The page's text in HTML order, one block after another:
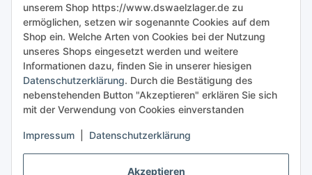
Akzeptieren
unserem Shop https://www.dswaelzlager.de zu
ermöglichen, setzen wir sogenannte Cookies auf dem
Shop ein. Welche Arten von Cookies bei der Nutzung
unseres Shops eingesetzt werden und weitere
Informationen dazu, finden Sie in unserer hiesigen
Datenschutzerklärung. Durch die Bestätigung des
nebenstehenden Button "Akzeptieren" erklären Sie sich
mit der Verwendung von Cookies einverstanden
Impressum Datenschutzerklärung